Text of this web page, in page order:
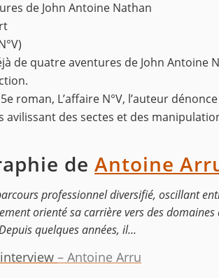
de John Antoine Nathan
de quatre aventures de John Antoine
roman, L’affaire N°V, l’auteur
avilissant des sectes et des
de Antoine
professionnel diversifié, oscillant
orienté sa carrière vers des
quelques années, il...
– Antoine Arru